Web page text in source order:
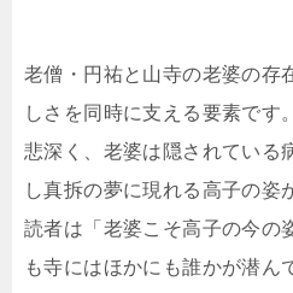
老僧・円祐と山寺の老婆の存
しさを同時に支える要素です
悲深く、老婆は隠されている
し真拆の夢に現れる高子の姿
読者は「老婆こそ高子の今の
も寺にはほかにも誰かが潜ん